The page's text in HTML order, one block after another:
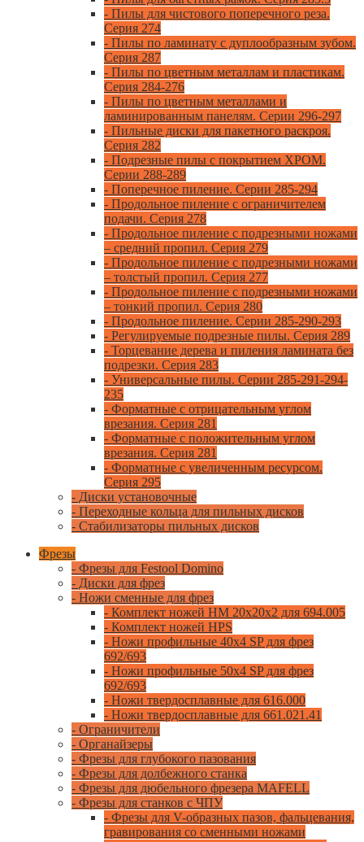
- Пилы для чистового поперечного реза.
Серия 274
- Пилы по ламинату с дуплообразным зубом.
Серия 287
- Пилы по цветным металлам и пластикам.
Серия 284-276
- Пилы по цветным металлами и
ламинированным панелям. Серии 296-297
- Пильные диски для пакетного раскроя.
Серия 282
- Подрезные пилы с покрытием ХРОМ.
Серии 288-289
- Поперечное пиление. Серии 285-294
- Продольное пиление с ограничителем
подачи. Серия 278
- Продольное пиление с подрезными ножами
– средний пропил. Серия 279
- Продольное пиление с подрезными ножами
– толстый пропил. Серия 277
- Продольное пиление с подрезными ножами
– тонкий пропил. Серия 280
- Продольное пиление. Серии 285-290-293
- Регулируемые подрезные пилы. Серия 289
- Торцевание дерева и пиления ламината без
подрезки. Серия 283
- Универсальные пилы. Серии 285-291-294-
235
- Форматные с отрицательным углом
врезания. Серия 281
- Форматные с положительным углом
врезания. Серия 281
- Форматные с увеличенным ресурсом.
Серия 295
- Диски установочные
- Переходные кольца для пильных дисков
- Стабилизаторы пильных дисков
Фрезы
- Фрезы для Festool Domino
- Диски для фрез
- Ножи сменные для фрез
- Комплект ножей HM 20x20x2 для 694.005
- Комплект ножей HPS
- Ножи профильные 40x4 SP для фрез
692/693
- Ножи профильные 50x4 SP для фрез
692/693
- Ножи твердосплавные для 616.000
- Ножи твердосплавные для 661.021.41
- Ограничители
- Органайзеры
- Фрезы для глубокого пазования
- Фрезы для долбежного станка
- Фрезы для дюбельного фрезера MAFELL
- Фрезы для станков с ЧПУ
- Фрезы для V-образных пазов, фальцевания,
гравирования со сменными ножами